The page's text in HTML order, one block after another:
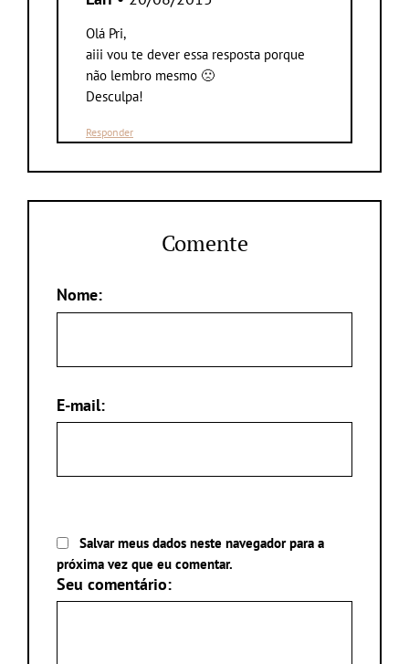
Olá Pri,
aiii vou te dever essa resposta porque
não lembro mesmo 🙁
Desculpa!
Responder
Comente
Nome:
E-mail:
Salvar meus dados neste navegador para a
próxima vez que eu comentar.
Seu comentário: